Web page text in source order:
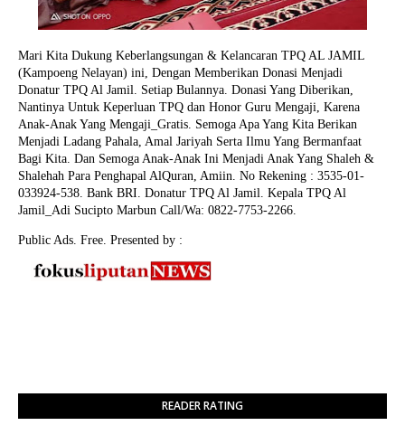
Mari Kita Dukung Keberlangsungan & Kelancaran TPQ AL JAMIL
(Kampoeng Nelayan) ini, Dengan Memberikan Donasi Menjadi
Donatur TPQ Al Jamil. Setiap Bulannya. Donasi Yang Diberikan,
Nantinya Untuk Keperluan TPQ dan Honor Guru Mengaji, Karena
Anak-Anak Yang Mengaji_Gratis. Semoga Apa Yang Kita Berikan
Menjadi Ladang Pahala, Amal Jariyah Serta Ilmu Yang Bermanfaat
Bagi Kita. Dan Semoga Anak-Anak Ini Menjadi Anak Yang Shaleh &
Shalehah Para Penghapal AlQuran, Amiin. No Rekening : 3535-01-
033924-538. Bank BRI. Donatur TPQ Al Jamil. Kepala TPQ Al
Jamil_Adi Sucipto Marbun Call/Wa: 0822-7753-2266.
Public Ads. Free. Presented by :
READER RATING